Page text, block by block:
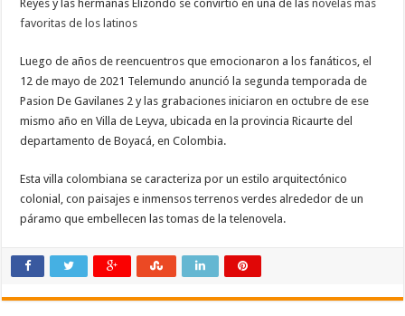
Reyes y las hermanas Elizondo se convirtió en una de las novelas más
favoritas de los latinos
Luego de años de reencuentros que emocionaron a los fanáticos, el
12 de mayo de 2021 Telemundo anunció la segunda temporada de
Pasion De Gavilanes 2 y las grabaciones iniciaron en octubre de ese
mismo año en Villa de Leyva, ubicada en la provincia Ricaurte del
departamento de Boyacá, en Colombia.
Esta villa colombiana se caracteriza por un estilo arquitectónico
colonial, con paisajes e inmensos terrenos verdes alrededor de un
páramo que embellecen las tomas de la telenovela.